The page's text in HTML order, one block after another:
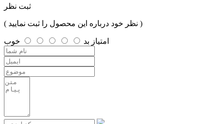
ثبت نظر
( نظر خود درباره این محصول را ثبت نمایید )
امتیاز بد خوب